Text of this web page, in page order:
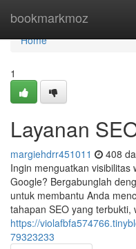
bookmarkmoz
Home
Home
1
Layanan
margiehdrr451011 408
Ingin menguatkan visibilitas
Google? Bergabunglah
untuk membantu Anda
tahapan SEO yang terbukti,
https://
79323233